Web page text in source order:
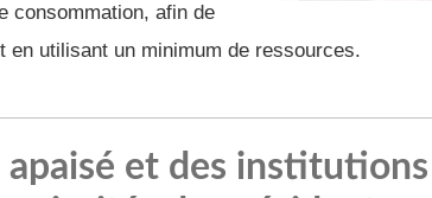
consommation, afin de
utilisant un minimum de ressources.
et des